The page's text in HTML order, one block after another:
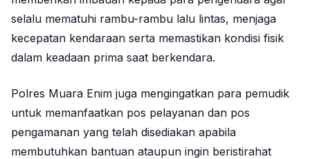
selalu mematuhi rambu-rambu lalu lintas, menjaga
kecepatan kendaraan serta memastikan kondisi fisik
dalam keadaan prima saat berkendara.
Polres Muara Enim juga mengingatkan para pemudik
untuk memanfaatkan pos pelayanan dan pos
pengamanan yang telah disediakan apabila
membutuhkan bantuan ataupun ingin beristirahat